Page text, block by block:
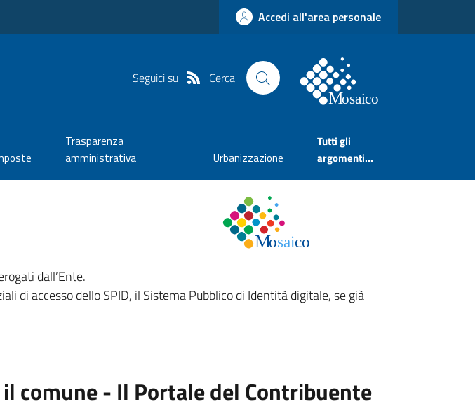
Accedi all'area personale
Seguici su Cerca
Trasparenza
amministrativa
Urbanizzazione
Tutti gli
argomenti...
dall’Ente.
di accesso dello SPID, il Sistema Pubblico di Identità digitale, se già
comune - Il Portale del Contribuente